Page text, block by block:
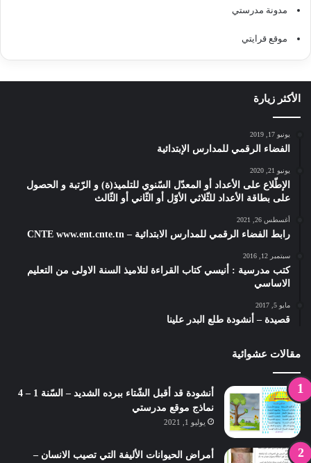
مدونة مدرستي
موقع قرايتي
الأكثر زيارة
يونيو 17, 2019
الفضاء الرقمي للمدارس الإبتدائية
يونيو 21, 2020
الإطّلاع على الأعداد أو المعدّل السّنوي للتلميذ(ة) و الرّتبة و الحصول
على بطاقة الأعداد للثّلاثي الأوّل أو الثّاني أو الثّالث
أغسطس 26, 2021
رابط الفضاء الرقمي للمدارس الابتدائية – CNTE www.ent.cnte.tn
سبتمبر 12, 2016
كتب مدرسية : أنيسي كتاب القراءة لتلاميذ السنة الاولى من التعليم
الاساسي
مايو 5, 2017
قصيدة – أنشودة طلع البدر علينا
مقالات عشوائية
أنشودة قد أقبل الشّتاء ببرده الشديد – السّنة 1 – 4
نماذج موقع مدرستي
يوليو 1, 2021
أمراض الحيوانات الأليفة التي تصيب الانسان –